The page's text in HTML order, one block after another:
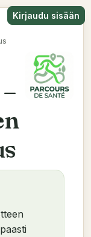
Kirjaudu sisään